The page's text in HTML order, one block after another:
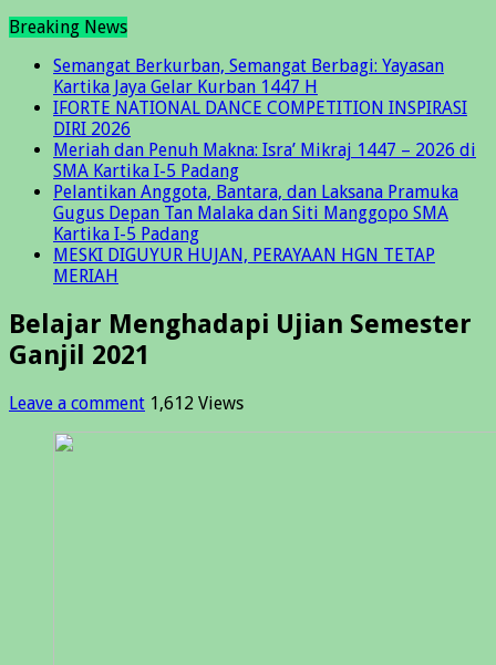
Breaking News
Semangat Berkurban, Semangat Berbagi: Yayasan
Kartika Jaya Gelar Kurban 1447 H
IFORTE NATIONAL DANCE COMPETITION INSPIRASI
DIRI 2026
Meriah dan Penuh Makna: Isra’ Mikraj 1447 – 2026 di
SMA Kartika I-5 Padang
Pelantikan Anggota, Bantara, dan Laksana Pramuka
Gugus Depan Tan Malaka dan Siti Manggopo SMA
Kartika I-5 Padang
MESKI DIGUYUR HUJAN, PERAYAAN HGN TETAP
MERIAH
Belajar Menghadapi Ujian Semester
Ganjil 2021
Leave a comment 1,612 Views